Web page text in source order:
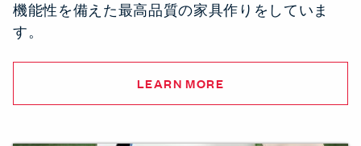
機能性を備えた最高品質の家具作りをしていま
す。
LEARN MORE